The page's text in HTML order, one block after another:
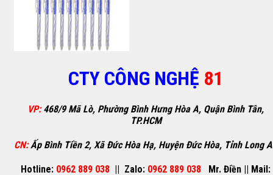
CTY CÔNG NGHỆ 81
VP: 468/9 Mã Lò, Phường Bình Hưng Hòa A, Quận Bình Tân,
TP.HCM
CN: Ấp Bình Tiền 2, Xã Đức Hòa Hạ, Huyện Đức Hòa, Tỉnh Long
Hotline: 0962 889 038 || Zalo: 0962 889 038 Mr. Điền || Mail: